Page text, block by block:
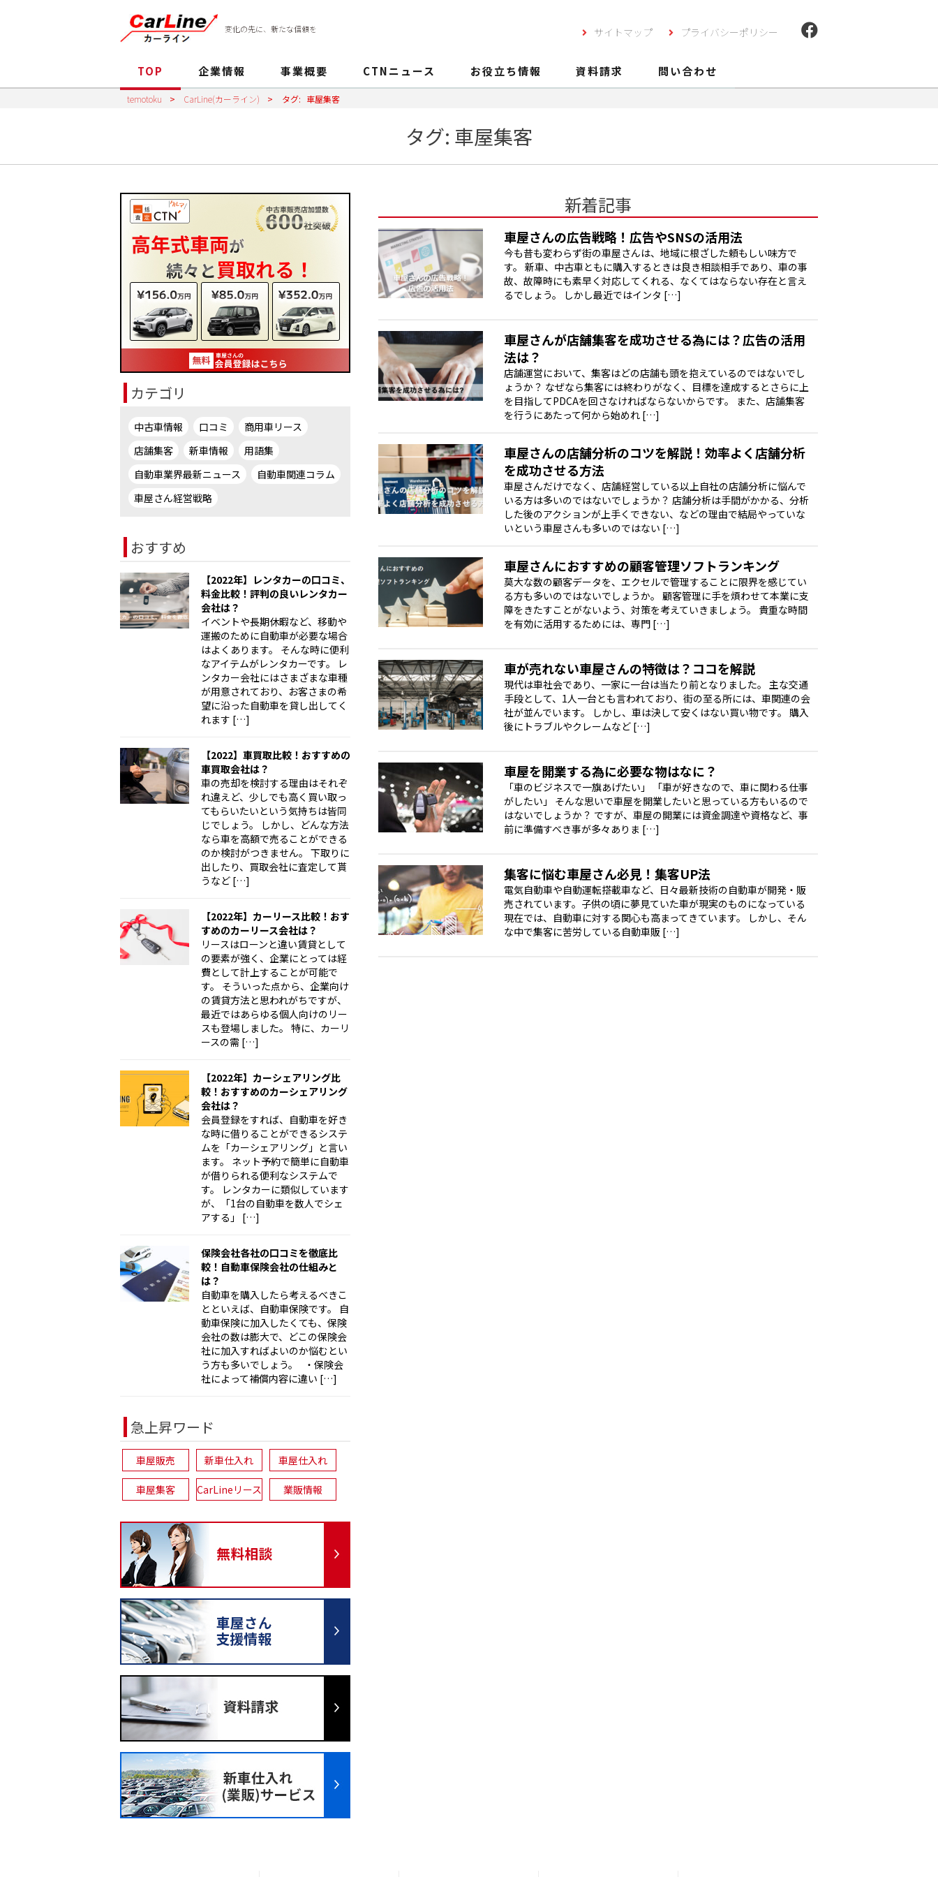
変化の先に、新たな信頼を サイトマップ プライバシーポリシー
TOP 企業情報 事業概要 CTNニュース お役立ち情報 資料請求 問い合わせ
temotoku > CarLine(カーライン) > タグ: 車屋集客
タグ: 車屋集客
カテゴリ
中古車情報 口コミ
商用車リース
店舗集客
新車情報
用語集
自動車業界最新ニュース
自動車関連コラム
車屋さん経営戦略
おすすめ
【2022年】レンタカーの口コミ、
料金比較！評判の良いレンタカー
会社は？
イベントや長期休暇など、移動や
運搬のために自動車が必要な場合
はよくあります。 そんな時に便利
なアイテムがレンタカーです。 レ
ンタカー会社にはさまざまな車種
が用意されており、お客さまの希
望に沿った自動車を貸し出してく
れます […]
【2022】車買取比較！おすすめの
車買取会社は？
車の売却を検討する理由はそれぞ
れ違えど、少しでも高く買い取っ
てもらいたいという気持ちは皆同
じでしょう。 しかし、どんな方法
なら車を高額で売ることができる
のか検討がつきません。 下取りに
出したり、買取会社に査定して貰
うなど […]
【2022年】カーリース比較！おす
すめのカーリース会社は？
リースはローンと違い賃貸として
の要素が強く、企業にとっては経
費として計上することが可能で
す。 そういった点から、企業向け
の賃貸方法と思われがちですが、
最近ではあらゆる個人向けのリー
スも登場しました。 特に、カーリ
ースの需 […]
【2022年】カーシェアリング比
較！おすすめのカーシェアリング
会社は？
会員登録をすれば、自動車を好き
な時に借りることができるシステ
ムを「カーシェアリング」と言い
ます。 ネット予約で簡単に自動車
が借りられる便利なシステムで
す。 レンタカーに類似しています
が、「1台の自動車を数人でシェ
アする」 […]
保険会社各社の口コミを徹底比
較！自動車保険会社の仕組みと
は？
自動車を購入したら考えるべきこ
とといえば、自動車保険です。 自
動車保険に加入したくても、保険
会社の数は膨大で、どこの保険会
社に加入すればよいのか悩むとい
う方も多いでしょう。 ・保険会
社によって補償内容に違い […]
急上昇ワード
車屋販売 新車仕入れ 車屋仕入れ
車屋集客 CarLineリース 業販情報
新着記事
車屋さんの広告戦略！広告やSNSの活用法
今も昔も変わらず街の車屋さんは、地域に根ざした頼もしい味方で
す。 新車、中古車ともに購入するときは良き相談相手であり、車の事
故、故障時にも素早く対応してくれる、なくてはならない存在と言え
るでしょう。 しかし最近ではインタ […]
車屋さんが店舗集客を成功させる為には？広告の活用
法は？
店舗運営において、集客はどの店舗も頭を抱えているのではないでし
ょうか？ なぜなら集客には終わりがなく、目標を達成するとさらに上
を目指してPDCAを回さなければならないからです。 また、店舗集客
を行うにあたって何から始めれ […]
車屋さんの店舗分析のコツを解説！効率よく店舗分析
を成功させる方法
車屋さんだけでなく、店舗経営している以上自社の店舗分析に悩んで
いる方は多いのではないでしょうか？ 店舗分析は手間がかかる、分析
した後のアクションが上手くできない、などの理由で結局やっていな
いという車屋さんも多いのではない […]
車屋さんにおすすめの顧客管理ソフトランキング
莫大な数の顧客データを、エクセルで管理することに限界を感じてい
る方も多いのではないでしょうか。 顧客管理に手を煩わせて本業に支
障をきたすことがないよう、対策を考えていきましょう。 貴重な時間
を有効に活用するためには、専門 […]
車が売れない車屋さんの特徴は？ココを解説
現代は車社会であり、一家に一台は当たり前となりました。 主な交通
手段として、1人一台とも言われており、街の至る所には、車関連の会
社が並んでいます。 しかし、車は決して安くはない買い物です。 購入
後にトラブルやクレームなど […]
車屋を開業する為に必要な物はなに？
「車のビジネスで一旗あげたい」 「車が好きなので、車に関わる仕事
がしたい」 そんな思いで車屋を開業したいと思っている方もいるので
はないでしょうか？ ですが、車屋の開業には資金調達や資格など、事
前に準備すべき事が多々ありま […]
集客に悩む車屋さん必見！集客UP法
電気自動車や自動運転搭載車など、日々最新技術の自動車が開発・販
売されています。子供の頃に夢見ていた車が現実のものになっている
現在では、自動車に対する関心も高まってきています。 しかし、そん
な中で集客に苦労している自動車販 […]